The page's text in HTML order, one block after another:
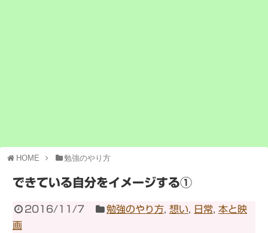
HOME 勉強のやり方
できている自分をイメージする①
2016/11/7 勉強のやり方 ,想い 日常 ,本と映
画